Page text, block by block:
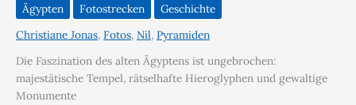
Ägypten Fotostrecken
Geschichte
Christiane Jonas, Fotos, Nil, Pyramiden
Die Faszination des alten Ägyptens ist ungebrochen:
majestätische Tempel, rätselhafte Hieroglyphen und gewaltige
Monumente